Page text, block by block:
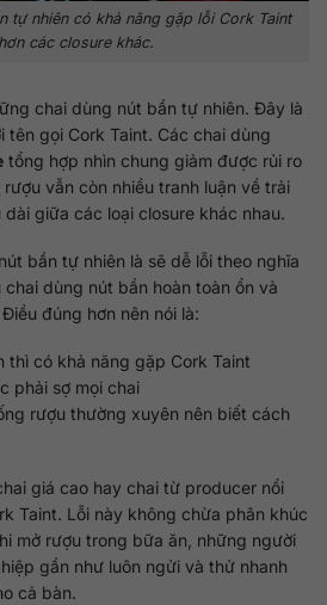
tự nhiên có khả năng gặp lỗi Cork Taint
các closure khác.
chai dùng nút bần tự nhiên. Đây là
tên gọi Cork Taint. Các chai dùng
tổng hợp nhìn chung giảm được rủi ro
vẫn còn nhiều tranh luận về trải
giữa các loại closure khác nhau.
bần tự nhiên là sẽ dễ lỗi theo nghĩa
dùng nút bần hoàn toàn ổn và
đúng hơn nên nói là:
thì có khả năng gặp Cork Taint
phải sợ mọi chai
rượu thường xuyên nên biết cách
giá cao hay chai từ producer nổi
Taint. Lỗi này không chừa phân khúc
mở rượu trong bữa ăn, những người
gần như luôn ngửi và thử nhanh
cả bàn.